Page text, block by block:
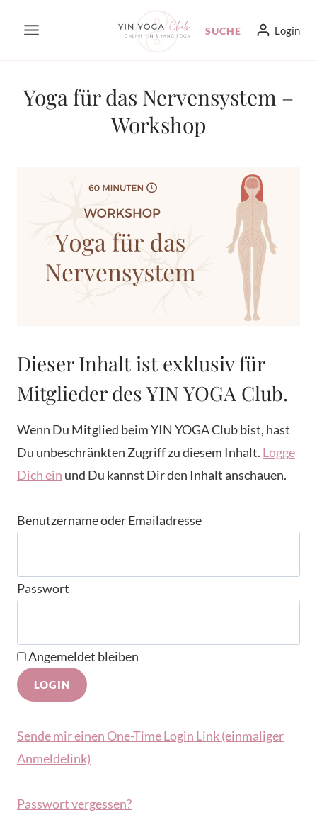
Inhalt
SUCHE Login
Yoga für das Nervensystem –
Workshop
Dieser Inhalt ist exklusiv für
Mitglieder des YIN YOGA Club.
Wenn Du Mitglied beim YIN YOGA Club bist, hast
Du unbeschränkten Zugriff zu diesem Inhalt. Logge
Dich ein und Du kannst Dir den Inhalt anschauen.
Benutzername oder Emailadresse
Passwort
Angemeldet bleiben
Sende mir einen One-Time Login Link (einmaliger
Anmeldelink)
Passwort vergessen?